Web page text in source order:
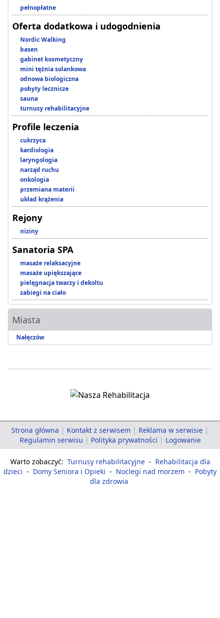
pełnopłatne
Oferta dodatkowa i udogodnienia
Nordic Walking
basen
gabinet kosmetyczny
mini tężnia solankowa
odnowa biologiczna
pobyty lecznicze
sauna
turnusy rehabilitacyjne
Profile leczenia
cukrzyca
kardiologia
laryngologia
narząd ruchu
onkologia
przemiana materii
układ krążenia
Rejony
niziny
Sanatoria SPA
masaże relaksacyjne
masaże upiększające
pielęgnacja twarzy i dekoltu
zabiegi na ciało
Miasta
Nałęczów
Strona główna | Kontakt z serwisem | Reklama w serwisie |
Regulamin serwisu | Polityka prywatności | Logowanie
Warto zobaczyć: Turnusy rehabilitacyjne - Rehabilitacja dla
dzieci - Domy Seniora i Opieki - Noclegi nad morzem - Pobyty
dla zdrowia